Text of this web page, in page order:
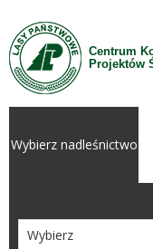
Przejdź do treści
Centrum
Projektów
Wybierz nadleśnictwo